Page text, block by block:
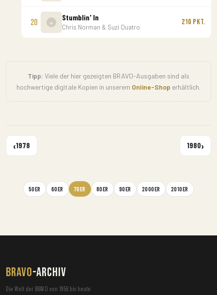
20
Stumblin' In
Chris Norman & Suzi Quatro
210 Pkt.
Tipp: Viele der hier gezeigten BRAVO-Ausgaben sind als
hochwertige digitale Kopien in unserem Online-Shop erhältlich.
‹1978 1980›
50ER 60ER 70ER 80ER 90ER 2000ER 2010ER
BRAVO-ARCHIV
Die Welt der BRAVO von 1956 bis heute